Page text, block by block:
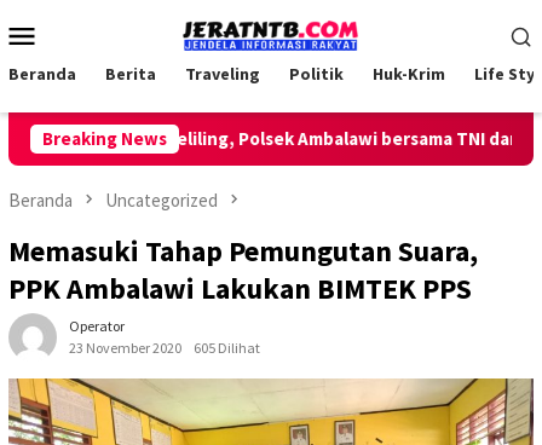
ke
Mobile
Beranda Berita Traveling Politik Huk-Krim Life
Breaking News
Patroli Keliling, Polsek Ambalawi bersama TNI dan
Beranda Uncategorized
Memasuki Tahap Pemungutan Suara,
PPK Ambalawi Lakukan BIMTEK PPS
Operator
23 November 2020
605 Dilihat